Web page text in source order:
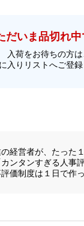
だいま品切れ
入荷をお待ちの方は
入りリストへご登
経営者が、たった
ンタンすぎる人事
価制度は１日で作